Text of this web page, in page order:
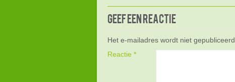
Geef een reactie
Het e-mailadres wordt niet gepubliceerd.
Reactie *